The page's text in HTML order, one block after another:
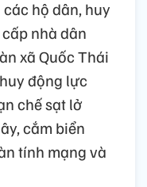
hộ dân, huy
nhà dân
xã Quốc Thái
động lực
chế sạt lở
cắm biển
tính mạng và